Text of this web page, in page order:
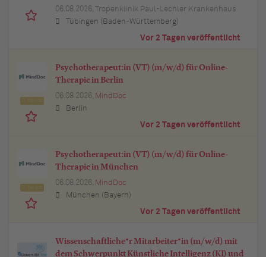
06.08.2026, Tropenklinik Paul-Lechler Krankenhaus
Tübingen (Baden-Württemberg)
Vor 2 Tagen veröffentlicht
Psychotherapeut:in (VT) (m/w/d) für Online-
Therapie in Berlin
06.08.2026, MindDoc
Berlin
Vor 2 Tagen veröffentlicht
Psychotherapeut:in (VT) (m/w/d) für Online-
Therapie in München
06.08.2026, MindDoc
München (Bayern)
Vor 2 Tagen veröffentlicht
Wissenschaftliche*r Mitarbeiter*in (m/w/d) mit
dem Schwerpunkt Künstliche Intelligenz (KI) und